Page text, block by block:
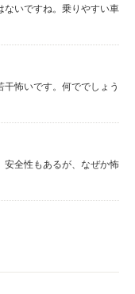
ないですね。乗りやすい車
怖いです。何ででしょう
安全性もあるが、なぜか怖